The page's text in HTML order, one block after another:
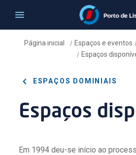
Página inicial / Espaços e eventos /
/ Espaços
ESPAÇOS DOMINIAIS
Espaços
Em 1994 deu-se início ao